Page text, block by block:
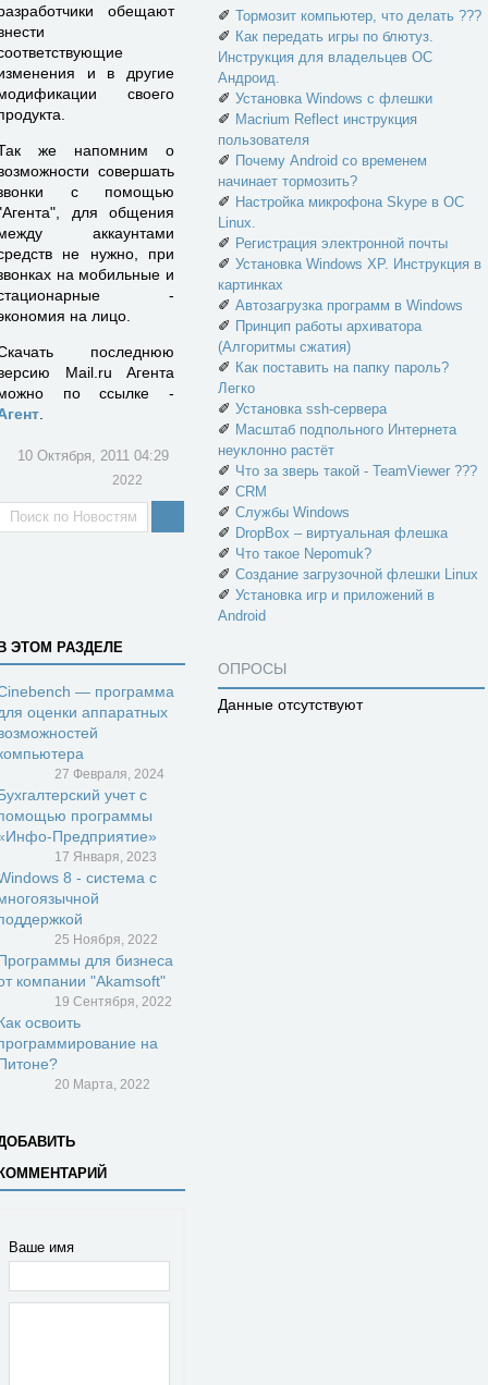
обещают
и в другие
своего
же напомним о
совершать
с помощью
для общения
аккаунтами
не нужно, при
на мобильные и
-
на лицо.
последнюю
Mail.ru Агента
по ссылке -
10 Октября, 2011 04:29
2022
ЭТОМ РАЗДЕЛЕ
— программа
оценки аппаратных
27 Февраля, 2024
учет с
программы
Предприятие»
17 Января, 2023
8 - система с
25 Ноября, 2022
для бизнеса
компании "Akamsoft"
19 Сентября, 2022
освоить
на
20 Марта, 2022
Ваше имя
✐ Тормозит компьютер, что делать ???
✐ Как передать игры по блютуз.
Инструкция для владельцев ОС
Андроид.
✐ Установка Windows с флешки
✐ Macrium Reflect инструкция
пользователя
✐ Почему Android со временем
начинает тормозить?
✐ Настройка микрофона Skype в ОС
Linux.
✐ Регистрация электронной почты
✐ Установка Windows XP. Инструкция в
картинках
✐ Автозагрузка программ в Windows
✐ Принцип работы архиватора
(Алгоритмы сжатия)
✐ Как поставить на папку пароль?
Легко
✐ Установка ssh-сервера
✐ Масштаб подпольного Интернета
неуклонно растёт
✐ Что за зверь такой - TeamViewer ???
✐ CRM
✐ Службы Windows
✐ DropBox – виртуальная флешка
✐ Что такое Nepomuk?
✐ Создание загрузочной флешки Linux
✐ Установка игр и приложений в
Android
ОПРОСЫ
Данные отсутствуют